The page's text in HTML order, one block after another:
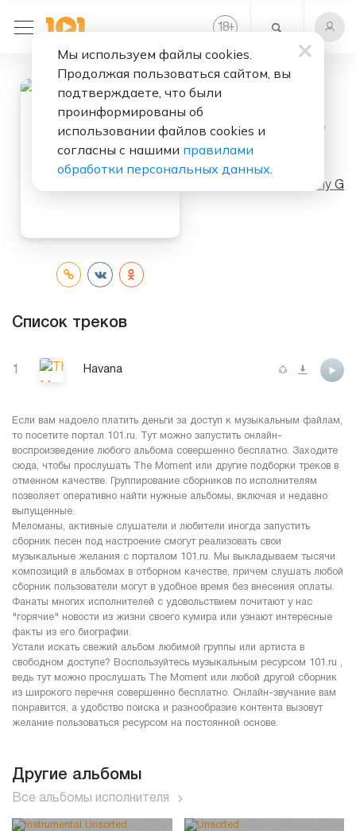
18+
Слушать бесплатно
The Moment
Kenny G
Список треков
1 Havana
Если вам надоело платить деньги за доступ к музыкальным файлам,
то посетите портал 101.ru. Тут можно запустить онлайн-
воспроизведение любого альбома совершенно бесплатно. Заходите
сюда, чтобы прослушать The Moment или другие подборки треков в
отменном качестве. Группирование сборников по исполнителям
позволяет оперативно найти нужные альбомы, включая и недавно
выпущенные.
Меломаны, активные слушатели и любители иногда запустить
сборник песен под настроение смогут реализовать свои
музыкальные желания с порталом 101.ru. Мы выкладываем тысячи
композиций в альбомах в отборном качестве, причем слушать любой
сборник пользователи могут в удобное время без внесения оплаты.
Фанаты многих исполнителей с удовольствием почитают у нас
"горячие" новости из жизни своего кумира или узнают интересные
факты из его биографии.
Устали искать свежий альбом любимой группы или артиста в
свободном доступе? Воспользуйтесь музыкальным ресурсом 101.ru ,
ведь тут можно прослушать The Moment или любой другой сборник
из широкого перечня совершенно бесплатно. Онлайн-звучание вам
понравится, а удобство поиска и разнообразие контента вызовут
желание пользоваться ресурсом на постоянной основе.
Другие альбомы
Все альбомы исполнителя
Мы используем файлы cookies.
Продолжая пользоваться сайтом, вы
подтверждаете, что были
проинформированы об
использовании файлов cookies и
согласны с нашими правилами
обработки персональных данных.